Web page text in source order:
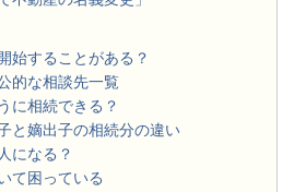
始することがある？
的な相談先一覧
に相続できる？
と嫡出子の相続分の違い
になる？
て困っている